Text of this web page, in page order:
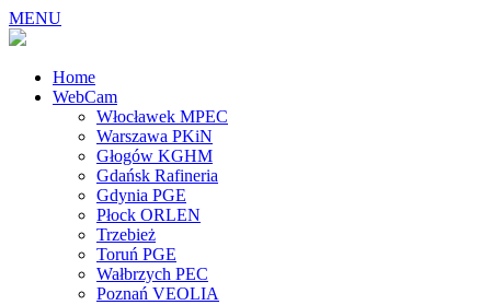
MENU
Home
WebCam
Włocławek MPEC
Warszawa PKiN
Głogów KGHM
Gdańsk Rafineria
Gdynia PGE
Płock ORLEN
Trzebież
Toruń PGE
Wałbrzych PEC
Poznań VEOLIA